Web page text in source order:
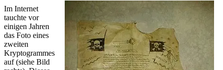
Im Internet
tauchte vor
einigen Jahren
das Foto eines
zweiten
Kryptogrammes
auf (siehe Bild